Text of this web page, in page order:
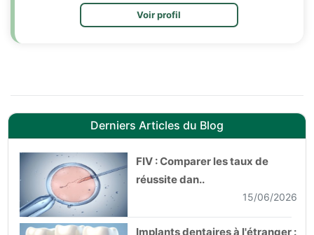
Voir profil
Derniers Articles du Blog
FIV : Comparer les taux de
réussite dan..
15/06/2026
Implants dentaires à l'étranger :